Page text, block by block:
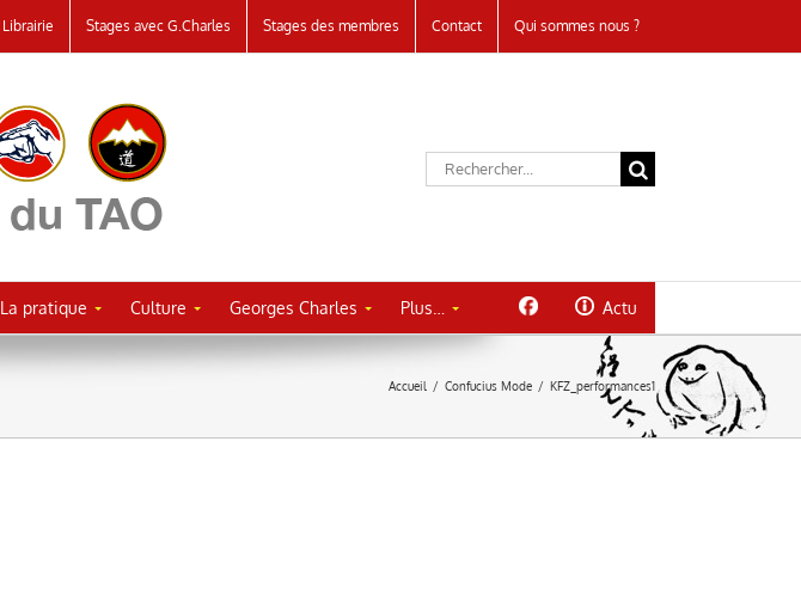
Librairie Stages avec G.Charles Stages des membres Contact Qui sommes nous ?
Rechercher:
La pratique Culture Georges Charles Plus… Actu
Accueil / Confucius Mode / KFZ_performances1